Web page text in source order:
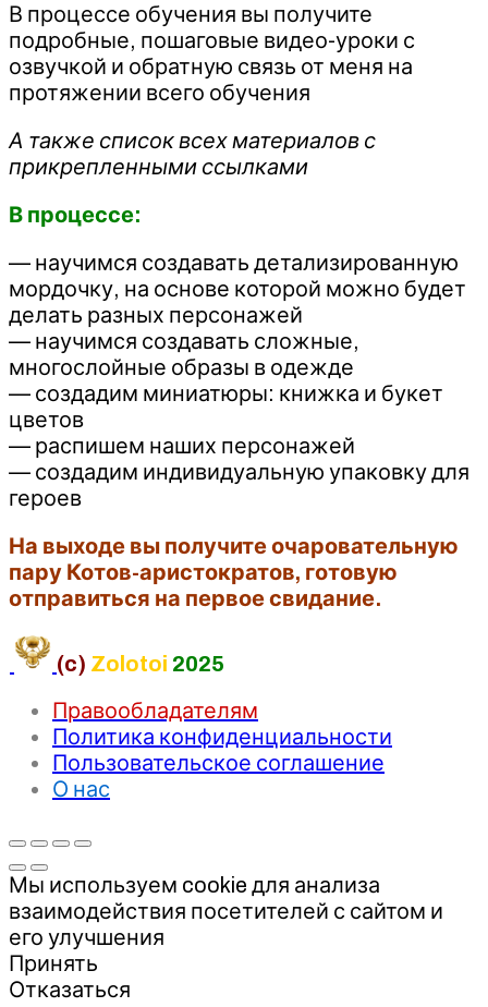
В процессе обучения вы получите
подробные, пошаговые видео-уроки с
озвучкой и обратную связь от меня на
протяжении всего обучения
А также список всех материалов с
прикрепленными ссылками
В процессе:
— научимся создавать детализированную
мордочку, на основе которой можно будет
делать разных персонажей
— научимся создавать сложные,
многослойные образы в одежде
— создадим миниатюры: книжка и букет
цветов
— распишем наших персонажей
— создадим индивидуальную упаковку для
героев
На выходе вы получите очаровательную
пару Котов-аристократов, готовую
отправиться на первое свидание.
(c) Zolotoi 2025
Правообладателям
Политика конфиденциальности
Пользовательское соглашение
О нас
Мы используем cookie для анализа
взаимодействия посетителей с сайтом и
его улучшения
Принять
Отказаться